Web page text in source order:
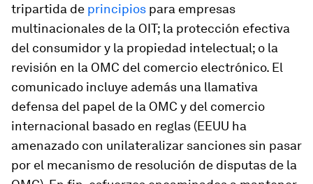
tripartida de principios para empresas
multinacionales de la OIT; la protección efectiva
del consumidor y la propiedad intelectual; o la
revisión en la OMC del comercio electrónico. El
comunicado incluye además una llamativa
defensa del papel de la OMC y del comercio
internacional basado en reglas (EEUU ha
amenazado con unilateralizar sanciones sin pasar
por el mecanismo de resolución de disputas de la